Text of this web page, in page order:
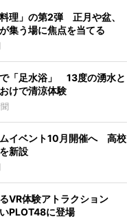
料理」の第2弾 正月や盆、
集う場に焦点を当てる
「足水浴」 13度の湧水と
けで清涼体験
イベント10月開催へ 高校
新設
VR体験アトラクション
PLOT48に登場